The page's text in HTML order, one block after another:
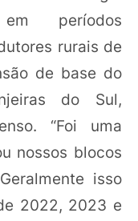
períodos
rurais de
de base do
do Sul,
“Foi uma
nossos blocos
isso
2022, 2023 e